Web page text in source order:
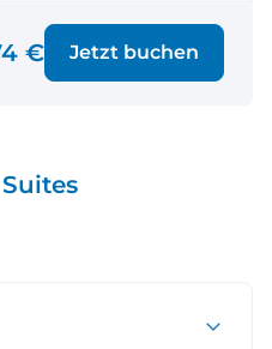
€ Jetzt buchen